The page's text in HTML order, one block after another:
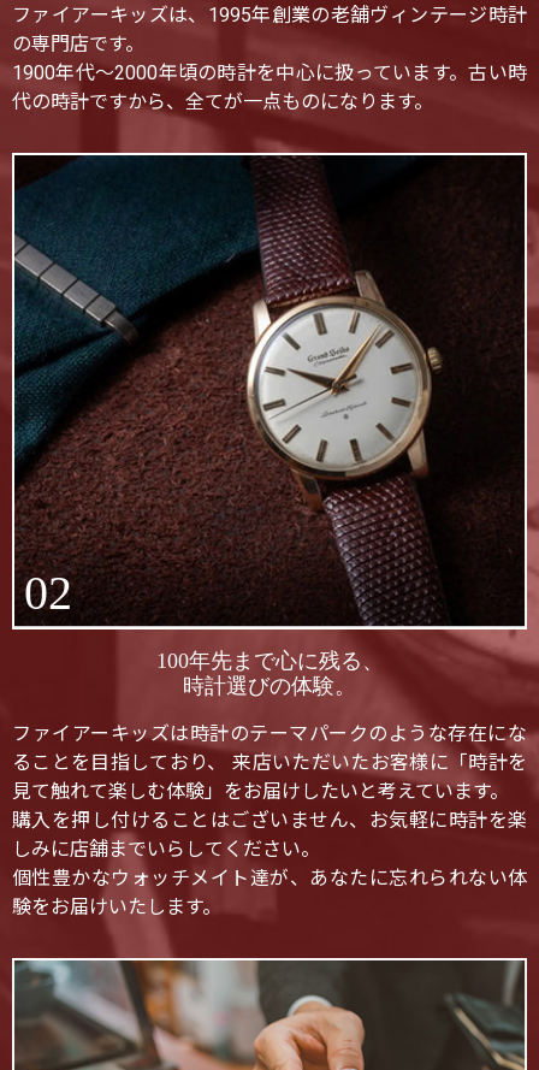
ファイアーキッズは、1995年創業の老舗ヴィンテージ時計
の専門店です。
1900年代〜2000年頃の時計を中心に扱っています。古い時
代の時計ですから、全てが一点ものになります。
02
100年先まで心に残る、
時計選びの体験。
ファイアーキッズは時計のテーマパークのような存在にな
ることを目指しており、 来店いただいたお客様に「時計を
見て触れて楽しむ体験」をお届けしたいと考えています。
購入を押し付けることはございません、お気軽に時計を楽
しみに店舗までいらしてください。
個性豊かなウォッチメイト達が、あなたに忘れられない体
験をお届けいたします。